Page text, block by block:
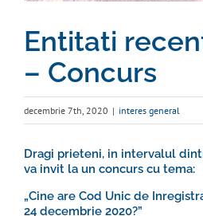
Entitati
– Concurs
decembrie 7th, 2020 | interes general
Dragi prieteni, in intervalul
va invit la un concurs cu tema:
„Cine are Cod Unic de
24 decembrie 2020?”